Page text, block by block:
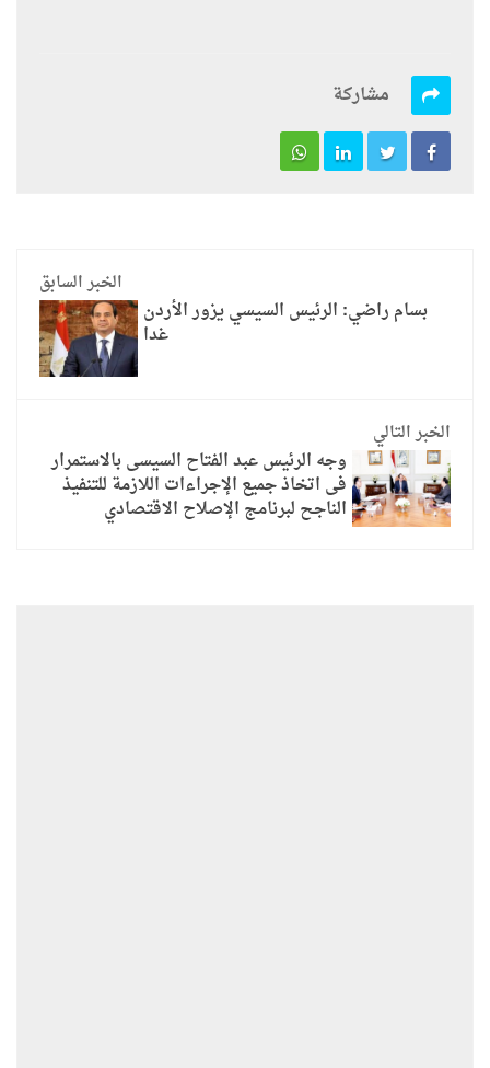
مشاركة
الخبر السابق
بسام راضي: الرئيس السيسي يزور الأردن
غدا
الخبر التالي
وجه الرئيس عبد الفتاح السيسى بالاستمرار
فى اتخاذ جميع الإجراءات اللازمة للتنفيذ
الناجح لبرنامج الإصلاح الاقتصادي